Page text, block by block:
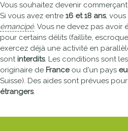
Vous souhaitez devenir
Si vous avez entre 16 et 18 ans,
émancipé. Vous ne devez pas avoir
pour certains délits (faillite,
exercez déjà une activité en
sont interdits. Les conditions sont
originaire de Franceou d'un pays
Suisse). Des aides sont prévues
étrangers.